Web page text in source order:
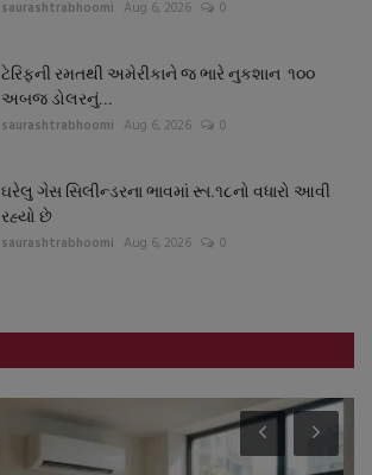
saurashtrabhoomi Aug 6, 2026 0
ટેરિફની રમતથી અમેરીકાને જ ભારે નુકશાન ૧૦૦
અબજ ડોલરનું...
saurashtrabhoomi Aug 6, 2026 0
ઘરેલુ ગેસ સિલીન્ડરના ભાવમાં રૂા.૧૮નો વધારો આવી
રહ્યો છે
saurashtrabhoomi Aug 6, 2026 0